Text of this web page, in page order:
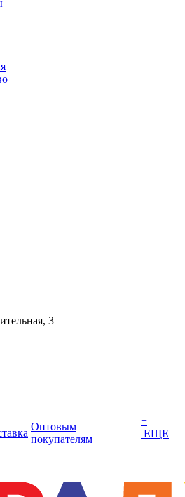
3
Оптовым
покупателям
+
ЕЩЕ